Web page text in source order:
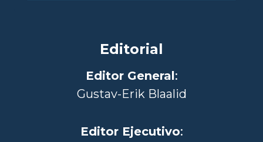
Editorial
Editor General:
Gustav-Erik Blaalid
Editor Ejecutivo: